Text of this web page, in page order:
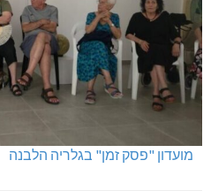
מועדון "פסק זמן" בגלריה הלבנה